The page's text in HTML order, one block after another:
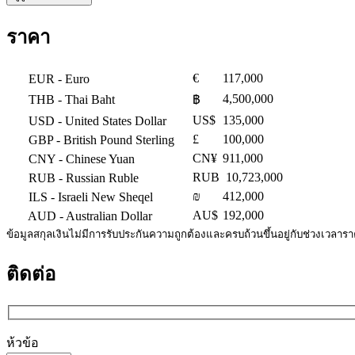
ราคา
EUR - Euro €
117,000
THB - Thai Baht ฿
4,500,000
USD - United States Dollar US$ 135,000
GBP- British Pound Sterling £
100,000
CNY - Chinese Yuan CN¥ 911,000
RUB - Russian Ruble RUB 10,723,000
ILS - Israeli New Sheqel ₪
412,000
AUD - Australian Dollar AU$ 192,000
ข้อมูลสกุลเงินไม่มีการรับประกันความถูกต้องและครบถ้วนขึ้นอยู่กับช่วงเวลาร
ติดต่อ
ห้วข้อ